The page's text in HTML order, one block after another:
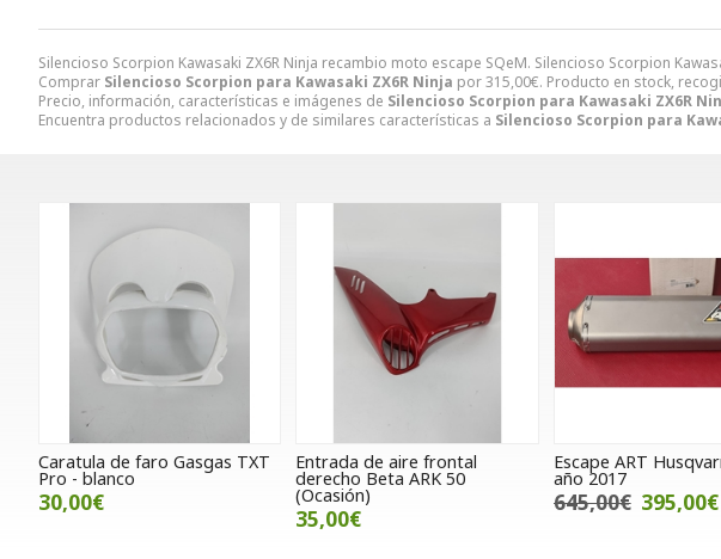
Silencioso Scorpion Kawasaki ZX6R Ninja recambio moto escape SQeM. Silencioso Scorpion
Comprar Silencioso Scorpion para Kawasaki ZX6R Ninja por315,00€. Producto en stock,
Precio, información, características e imágenes de Silencioso Scorpion para Kawasaki ZX6R
Encuentra productos relacionados y de similares características a Silencioso Scorpion para
Caratula de faro Gasgas TXT
Pro - blanco
30,00€
Entrada de aire frontal
derecho Beta ARK 50
(Ocasión)
35,00€
Escape ART
año 2017
645,00€ 395,00€